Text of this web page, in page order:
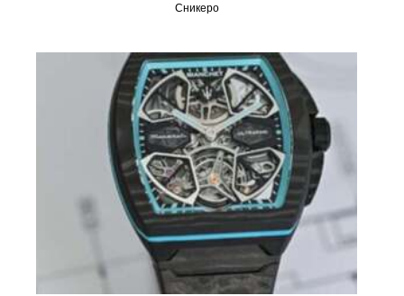
Сникеро